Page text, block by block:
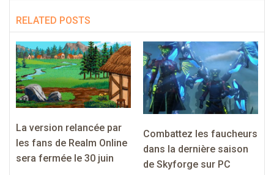
RELATED POSTS
La version relancée par
les fans de Realm Online
sera fermée le 30 juin
Combattez les faucheurs
dans la dernière saison
de Skyforge sur PC